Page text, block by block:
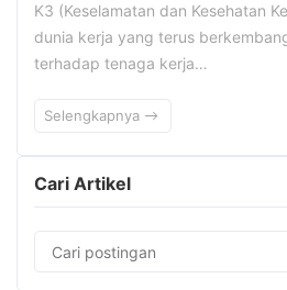
K3 (Keselamatan dan Kesehatan
dunia kerja yang terus
terhadap tenaga kerja…
Selengkapnya
Cari Artikel